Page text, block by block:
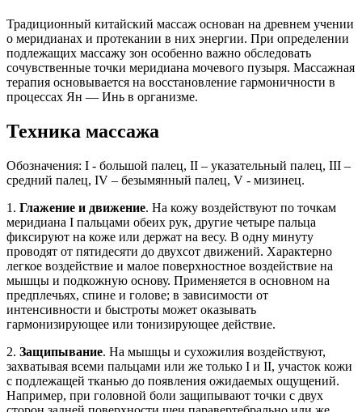
Традиционный китайский массаж основан на древнем учении
о меридианах и протекании в них энергии. При определении
подлежащих массажу зон особенно важно обследовать
сочувственные точки меридиана мочевого пузыря. Массажная
терапия основывается на восстановление гармоничности в
процессах Ян — Инь в организме.
Техника массажа
Обозначения: I - большой палец, II – указательный палец, III –
средний палец, IV – безымянный палец, V - мизинец.
1. Глажение и движение. На кожу воздействуют по точкам
меридиана I пальцами обеих рук, другие четыре пальца
фиксируют на коже или держат на весу. В одну минуту
проводят от пятидесяти до двухсот движений. Характерно
легкое воздействие и малое поверхностное воздействие на
мышцы и подкожную основу. Применяется в основном на
предплечьях, спине и голове; в зависимости от
интенсивности и быстроты может оказывать
гармонизирующее или тонизирующее действие.
2. Защипывание. На мышцы и сухожилия воздействуют,
захватывая всеми пальцами или же только I и II, участок кожи
с подлежащей тканью до появления ожидаемых ощущений.
Например, при головной боли защипывают точки с двух